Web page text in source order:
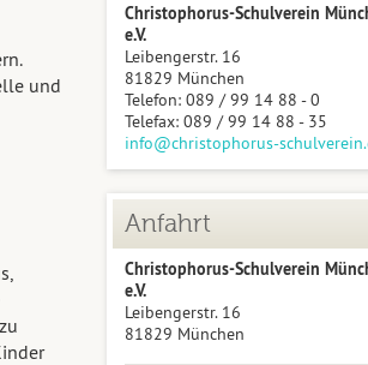
und
Christophorus-Schulverein
e.V.
Leibengerstr. 16
81829 München
Telefon: 089 / 99 14 88 - 0
Telefax: 089 / 99 14 88 - 35
info@christophorus-
Anfahrt
Christophorus-Schulverein
e.V.
Leibengerstr. 16
81829 München